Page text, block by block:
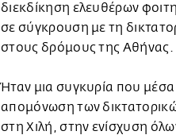
διεκδίκηση ελευθέρων
σε σύγκρουση με τη
στους δρόμους της Αθήνας.
Ήταν μια συγκυρία που
απομόνωση των
στη Χιλή, στην ενίσχυση